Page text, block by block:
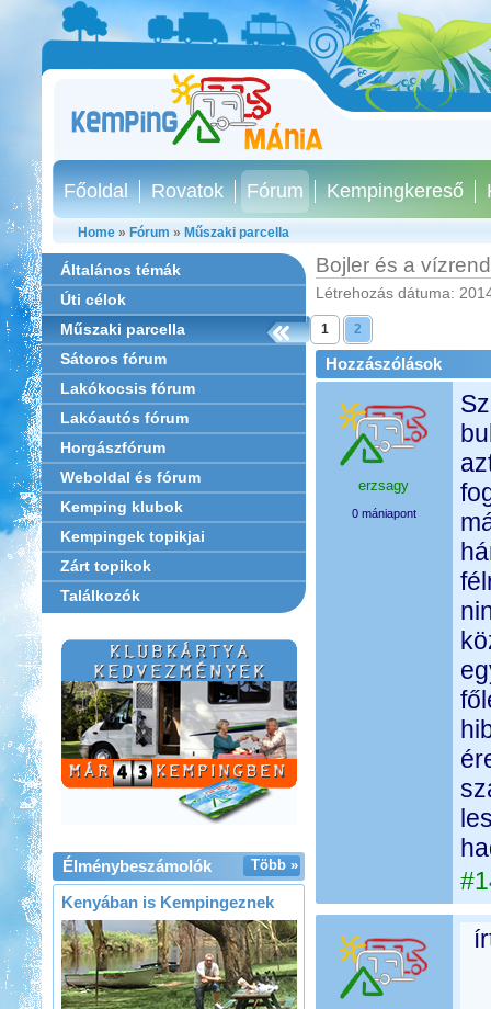
Főoldal Rovatok Fórum Kempingkereső
Home » Fórum » Műszaki parcella
Általános témák
Úti célok
Műszaki parcella
Sátoros fórum
Lakókocsis fórum
Lakóautós fórum
Horgászfórum
Weboldal és fórum
Kemping klubok
Kempingek topikjai
Zárt topikok
Találkozók
Több »
Élménybeszámolók
Kenyában is Kempingeznek
Bojler és a
Létrehozás dátuma:
1 2
Hozzászólások
erzsagy
0 mániapont